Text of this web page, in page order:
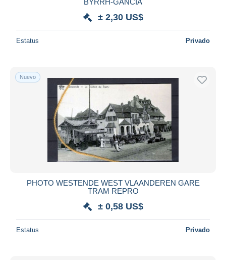
± 2,30 US$
Estatus Privado
Nuevo
PHOTO WESTENDE WEST VLAANDEREN GARE
TRAM REPRO
± 0,58 US$
Estatus Privado